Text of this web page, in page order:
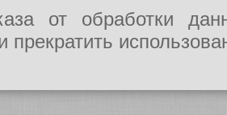
от обработки
прекратить